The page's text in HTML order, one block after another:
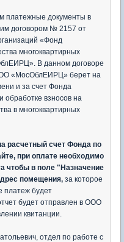
документы в
договором № 2157 от
«Фонд
многоквартирных
В данном договоре
«МосОблЕИРЦ» берет на
и за счет Фонда
обработке взносов на
в многоквартирных
расчетный счет Фонда по
при оплате необходимо
чтобы в поле "Назначение
помещения, за которое
платеж будет
будет отправлен в ООО
квитанции.
отдел по работе с